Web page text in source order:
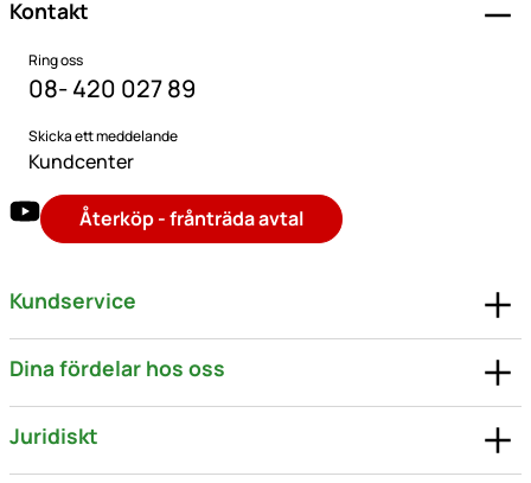
Kontakt
Ring oss
08- 420 027 89
Skicka ett meddelande
Kundcenter
Återköp - frånträda avtal
Kundservice
Dina fördelar hos oss
Juridiskt